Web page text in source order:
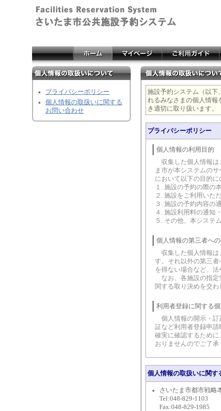
プライバシーポリシー
個人情報の取扱いに関する
お問い合わせ
施設予約システム（以下
れるみなさまの個人情報
き適切に取り扱います。
プライバシーポリシー
個人情報の利用目的
収集した個人情報は
ま市が本システムの
において以下の目的
１. 施設の予約の際の
２. 施設をご利用いた
３. 施設の予約内容の
４. 施設利用料の通知
５. その他、本システ
個人情報の第三者へ
収集した個人情報は
す。それ以外の第三
を得ない場合など、
なお、各施設の指定
関する取り決めを交
利用者登録に関する
個人情報の開示・訂
証など利用者登録申
確実に確認するため
おりませんのでご了承
個人情報の取扱いに関す
さいたま市都市戦略
Tel:048-829-1103
Fax:048-829-1985